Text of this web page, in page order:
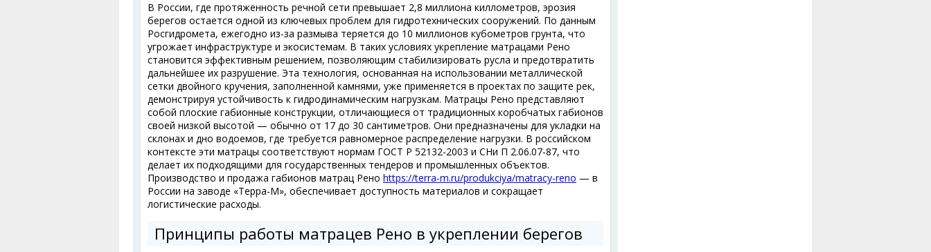
В России, где протяженность речной сети превышает 2,8 миллиона киллометров, эрозия
берегов остается одной из ключевых проблем для гидротехнических сооружений. По данным
Росгидромета, ежегодно из-за размыва теряется до 10 миллионов кубометров грунта, что
угрожает инфраструктуре и экосистемам. В таких условиях укрепление матрацами Рено
становится эффективным решением, позволяющим стабилизировать русла и предотвратить
дальнейшее их разрушение. Эта технология, основанная на использовании металлической
сетки двойного кручения, заполненной камнями, уже применяется в проектах по защите рек,
демонстрируя устойчивость к гидродинамическим нагрузкам. Матрацы Рено представляют
собой плоские габионные конструкции, отличающиеся от традиционных коробчатых габионов
своей низкой высотой — обычно от 17 до 30 сантиметров. Они предназначены для укладки на
склонах и дно водоемов, где требуется равномерное распределение нагрузки. В российском
контексте эти матрацы соответствуют нормам ГОСТ Р 52132-2003 и СНи П 2.06.07-87, что
делает их подходящими для государственных тендеров и промышленных объектов.
Производство и продажа габионов матрац Рено https://terra-m.ru/produkciya/matracy-reno — в
России на заводе «Терра-М», обеспечивает доступность материалов и сокращает
логистические расходы.
Принципы работы матрацев Рено в укреплении берегов